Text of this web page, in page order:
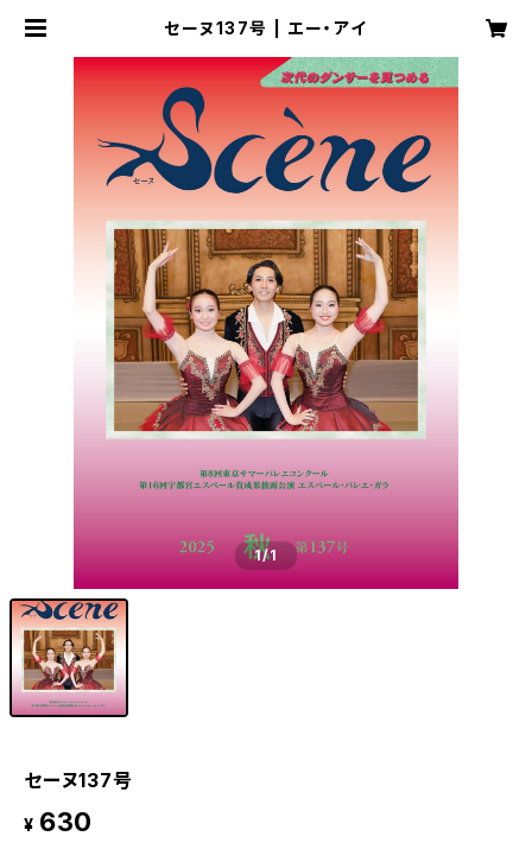
セーヌ137号 | エー・アイ
1/1
セーヌ137号
¥ 630